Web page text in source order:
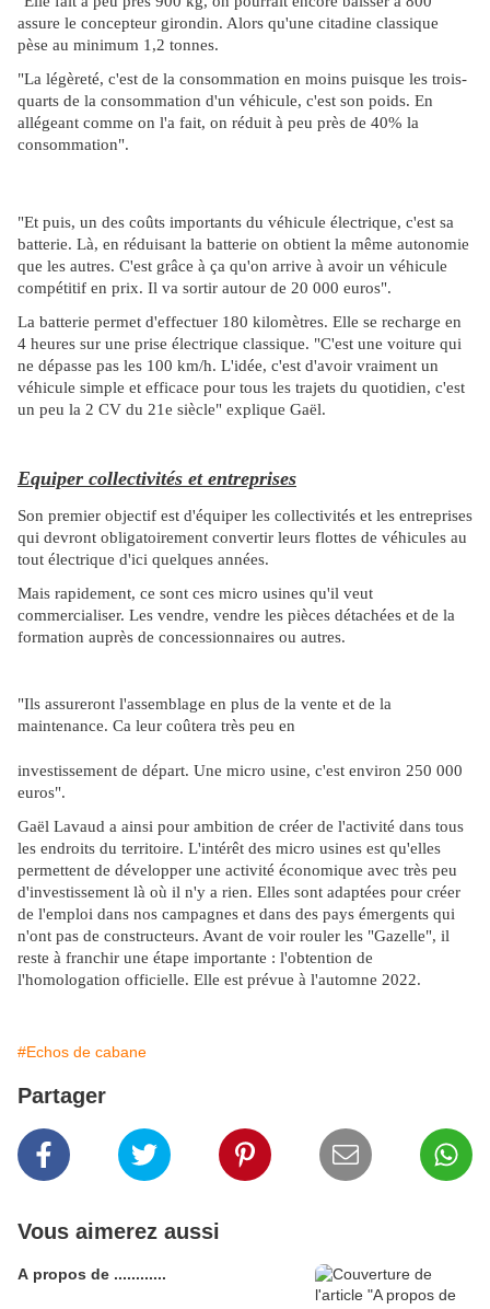
assure le concepteur girondin. Alors qu'une citadine classique
pèse au minimum 1,2 tonnes.
"La légèreté, c'est de la consommation en moins puisque les trois-
quarts de la consommation d'un véhicule, c'est son poids. En
allégeant comme on l'a fait, on réduit à peu près de 40% la
consommation".
"Et puis, un des coûts importants du véhicule électrique, c'est sa
batterie. Là, en réduisant la batterie on obtient la même autonomie
que les autres. C'est grâce à ça qu'on arrive à avoir un véhicule
compétitif en prix. Il va sortir autour de 20 000 euros".
La batterie permet d'effectuer 180 kilomètres. Elle se recharge en
4 heures sur une prise électrique classique. "C'est une voiture qui
ne dépasse pas les 100 km/h. L'idée, c'est d'avoir vraiment un
véhicule simple et efficace pour tous les trajets du quotidien, c'est
un peu la 2 CV du 21e siècle" explique Gaël.
Equiper collectivités et entreprises
Son premier objectif est d'équiper les collectivités et les entreprises
qui devront obligatoirement convertir leurs flottes de véhicules au
tout électrique d'ici quelques années.
Mais rapidement, ce sont ces micro usines qu'il veut
commercialiser. Les vendre, vendre les pièces détachées et de la
formation auprès de concessionnaires ou autres.
"Ils assureront l'assemblage en plus de la vente et de la
maintenance. Ca leur coûtera très peu en
investissement de départ. Une micro usine, c'est environ 250 000
euros".
Gaël Lavaud a ainsi pour ambition de créer de l'activité dans tous
les endroits du territoire. L'intérêt des micro usines est qu'elles
permettent de développer une activité économique avec très peu
d'investissement là où il n'y a rien. Elles sont adaptées pour créer
de l'emploi dans nos campagnes et dans des pays émergents qui
n'ont pas de constructeurs. Avant de voir rouler les "Gazelle", il
reste à franchir une étape importante : l'obtention de
l'homologation officielle. Elle est prévue à l'automne 2022.
#Echos de cabane
Partager
Vous aimerez aussi
A propos de ............